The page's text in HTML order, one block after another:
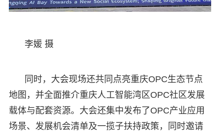
李媛 摄
同时，大会现场还共同点亮重庆OPC生态节点
地图，并全面推介重庆人工智能湾区OPC社区发展
载体与配套资源。大会还集中发布了OPC产业应用
场景、发展机会清单及一揽子扶持政策，同时邀请